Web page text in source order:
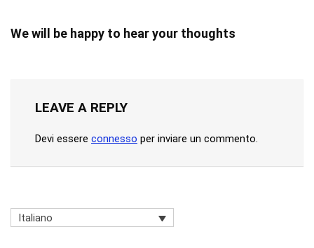
We will be happy to hear your thoughts
LEAVE A REPLY
Devi essere connesso per inviare un commento.
Italiano